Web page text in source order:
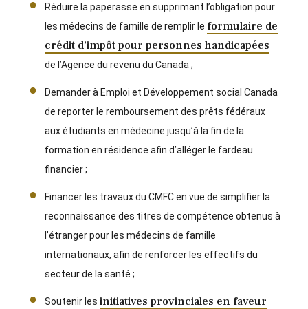
Réduire la paperasse en supprimant l’obligation pour
les médecins de famille de remplir le formulaire de
crédit d’impôt pour personnes handicapées
de l’Agence du revenu du Canada ;
Demander à Emploi et Développement social Canada
de reporter le remboursement des prêts fédéraux
aux étudiants en médecine jusqu’à la fin de la
formation en résidence afin d’alléger le fardeau
financier ;
Financer les travaux du CMFC en vue de simplifier la
reconnaissance des titres de compétence obtenus à
l’étranger pour les médecins de famille
internationaux, afin de renforcer les effectifs du
secteur de la santé ;
Soutenir les initiatives provinciales en faveur